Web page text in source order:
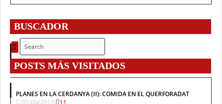
BUSCADOR
POSTS MÁS VISITADOS
PLANES EN LA CERDANYA (II): COMIDA EN EL QUERFORADAT
05/09/2013 11